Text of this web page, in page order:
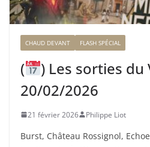
CHAUD DEVANT FLASH SPÉCIAL
(
) Les sorties du
20/02/2026
21 février 2026 Philippe Liot
Burst, Château Rossignol,